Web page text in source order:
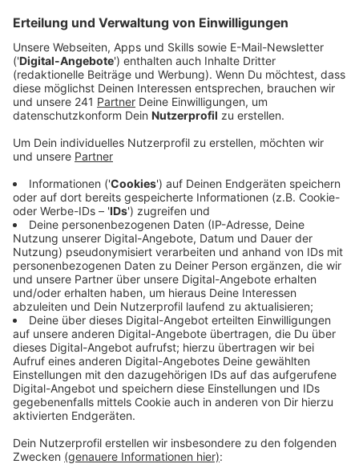
Plätze – konkret Platz 73 von 82.
Veröffentlicht:Donnerstag, 19.09.2024 11:46
Anzeige
Wie viele Behördengänge können online statt im
Bürgerbüro erledigt werden? Wie hoch ist der Anteil an
E-Fahrzeugen? Und kann das Parkticket mit dem
Handy bezahlt werden? Drei von mehr als 160 Fragen,
die in das Ranking eingeflossen sind. Unterm Strich
sieht das Ranking für Leverkusen eine Menge
Nachholbedarf. Zum Beispiel bei der Zahl von
Ladesäulen für E-Autos.
Anzeige
Lichtblicke und Potenziale
Anzeige
Die Lichtblicke sind laut Ranking das